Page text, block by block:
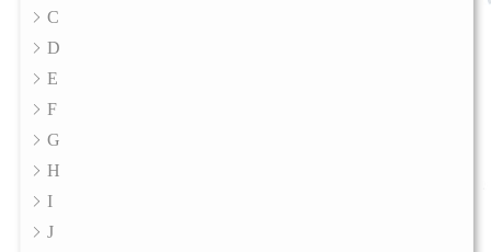
C
D
E
F
G
H
I
J